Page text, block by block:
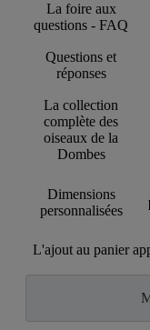
La foire aux
questions - FAQ
Questions et
réponses
La collection
complète des
oiseaux de la
Dombes
Dimensions
personnalisées
L'ajout au panier